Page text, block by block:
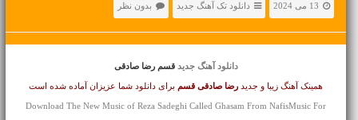
13 می 2024 دانلود تک آهنگ جدید بدون نظر
دانلود آهنگ جدید قسم رضا صادقی
همینک آهنگ زیبا و جدید رضا صادقی قسم برای دانلود شما عزیزان آماده شده است
Download The New Music of Reza Sadeghi Called Ghasam From NafisMusic For